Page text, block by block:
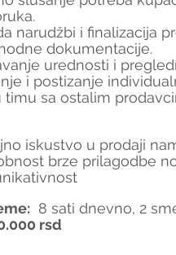
narudžbi i finalizacija
dokumentacije.
urednosti i
i postizanje
timu sa ostalim
iskustvo u prodaji
brze prilagodbe
8 sati dnevno, 2
rsd